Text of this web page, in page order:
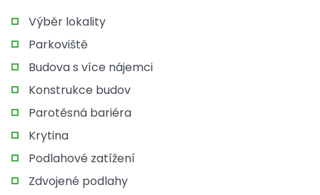
Výběr lokality
Parkoviště
Budova s více nájemci
Konstrukce budov
Parotěsná bariéra
Krytina
Podlahové zatížení
Zdvojené podlahy